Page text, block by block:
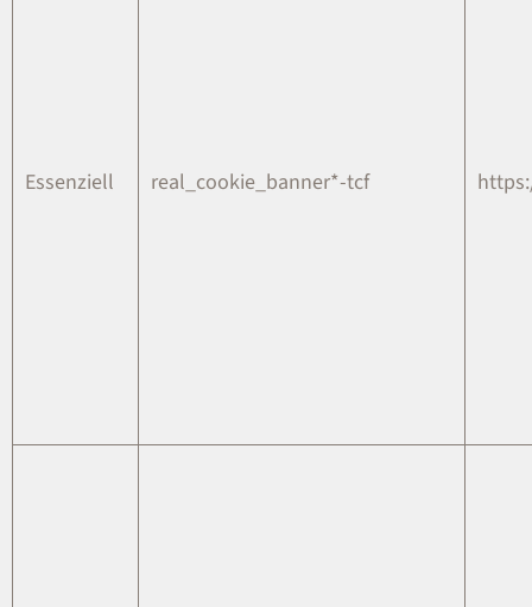
Essenziell real_cookie_banner*-tcf